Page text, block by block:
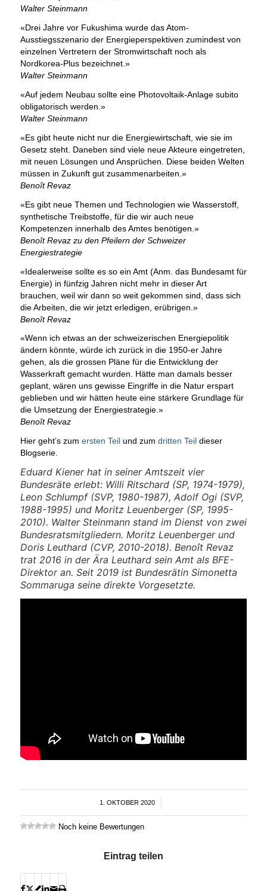
Walter Steinmann
«Drei Jahre vor Fukushima wurde das Atom-
Ausstiegsszenario der Energieperspektiven zumindest von
einzelnen Vertretern der Stromwirtschaft noch als
Nordkorea-Plus bezeichnet.»
Walter Steinmann
«Auf jedem Neubau sollte eine Photovoltaik-Anlage subito
obligatorisch werden.»
Walter Steinmann
«Es gibt heute nicht nur die Energiewirtschaft, wie sie im
Gesetz steht. Daneben sind viele neue Akteure eingetreten,
mit neuen Lösungen und Ansprüchen. Diese beiden Welten
müssen in Zukunft gut zusammenarbeiten.»
Benoît Revaz
«Es gibt neue Themen und Technologien wie Wasserstoff,
synthetische Treibstoffe, für die wir auch neue
Kompetenzen innerhalb des Amtes benötigen.»
Benoît Revaz zu den Pfeilern der Schweizer
Energiestrategie
«Idealerweise sollte es so ein Amt (Anm. das Bundesamt für
Energie) in fünfzig Jahren nicht mehr in dieser Art
brauchen, weil wir dann so weit gekommen sind, dass sich
die Arbeiten, die wir jetzt erledigen, erübrigen.»
Benoît Revaz
«Wenn ich etwas an der schweizerischen Energiepolitik
ändern könnte, würde ich zurück in die 1950-er Jahre
gehen, als die grossen Pläne für die Entwicklung der
Wasserkraft gemacht wurden. Hätte man damals besser
geplant, wären uns gewisse Eingriffe in die Natur erspart
geblieben und wir hätten heute eine stärkere Grundlage für
die Umsetzung der Energiestrategie.»
Benoît Revaz
Hier geht’s zum ersten Teilund zum dritten Teildieser
Blogserie.
Eduard Kiener hat in seiner Amtszeit vier
Bundesräte erlebt: Willi Ritschard (SP, 1974-1979),
Leon Schlumpf (SVP, 1980-1987), Adolf Ogi (SVP,
1988-1995) und Moritz Leuenberger (SP, 1995-
2010). Walter Steinmann stand im Dienst von zwei
Bundesratsmitgliedern. Moritz Leuenberger und
Doris Leuthard (CVP, 2010-2018). Benoît Revaz
trat 2016 in der Ära Leuthard sein Amt als BFE-
Direktor an. Seit 2019 ist Bundesrätin Simonetta
Sommaruga seine direkte Vorgesetzte.
1. OKTOBER 2020
/
Noch keine Bewertungen
Eintrag teilen